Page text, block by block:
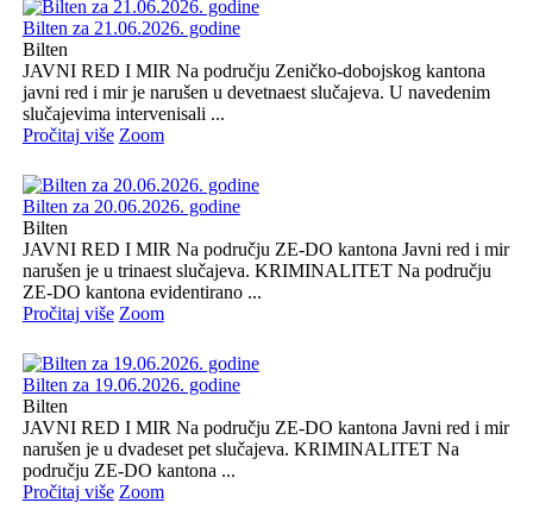
Bilten za 21.06.2026. godine
Bilten
JAVNI RED I MIR Na području Zeničko-dobojskog kantona
javni red i mir je narušen u devetnaest slučajeva. U navedenim
slučajevima intervenisali ...
Pročitaj više Zoom
Bilten za 20.06.2026. godine
Bilten
JAVNI RED I MIR Na području ZE-DO kantona Javni red i mir
narušen je u trinaest slučajeva. KRIMINALITET Na području
ZE-DO kantona evidentirano ...
Pročitaj više Zoom
Bilten za 19.06.2026. godine
Bilten
JAVNI RED I MIR Na području ZE-DO kantona Javni red i mir
narušen je u dvadeset pet slučajeva. KRIMINALITET Na
području ZE-DO kantona ...
Pročitaj više Zoom